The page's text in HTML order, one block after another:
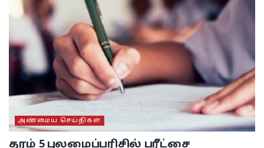
அண்மைய செய்திகள்
தரம் 5 புலமைப்பரிசில் பரீட்சை